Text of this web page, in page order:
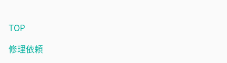
TOP
修理依頼